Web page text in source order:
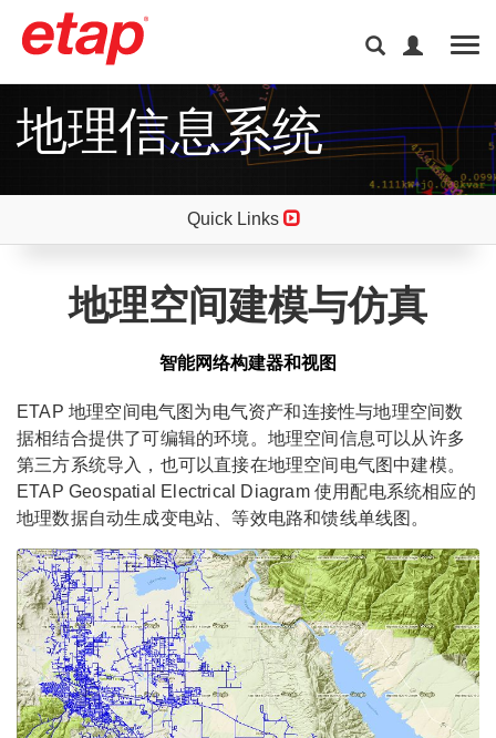
地理信息系统
Quick Links
地理空间建模与仿真
智能网络构建器和视图
ETAP 地理空间电气图为电气资产和连接性与地理空间数
据相结合提供了可编辑的环境。地理空间信息可以从许多
第三方系统导入，也可以直接在地理空间电气图中建模。
ETAP Geospatial Electrical Diagram 使用配电系统相应的
地理数据自动生成变电站、等效电路和馈线单线图。